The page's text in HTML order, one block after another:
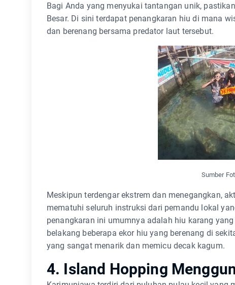
Bagi Anda yang menyukai tantangan unik,
Besar. Di sini terdapat penangkaran hiu di mana
dan berenang bersama predator laut tersebut.
Sumber
Meskipun terdengar ekstrem dan menegangkan,
mematuhi seluruh instruksi dari pemandu lokal
penangkaran ini umumnya adalah hiu karang
belakang beberapa ekor hiu yang berenang di
yang sangat menarik dan memicu decak kagum.
4. Island Hopping